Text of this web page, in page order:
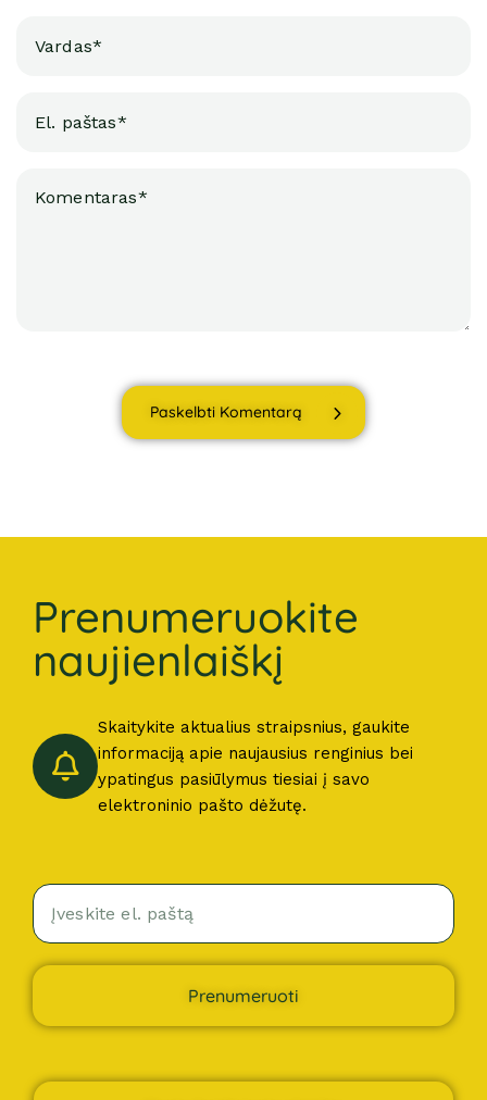
Paskelbti Komentarą
Prenumeruokite
naujienlaiškį
Skaitykite aktualius straipsnius, gaukite
informaciją apie naujausius renginius bei
ypatingus pasiūlymus tiesiai į savo
elektroninio pašto dėžutę.
Prenumeruoti